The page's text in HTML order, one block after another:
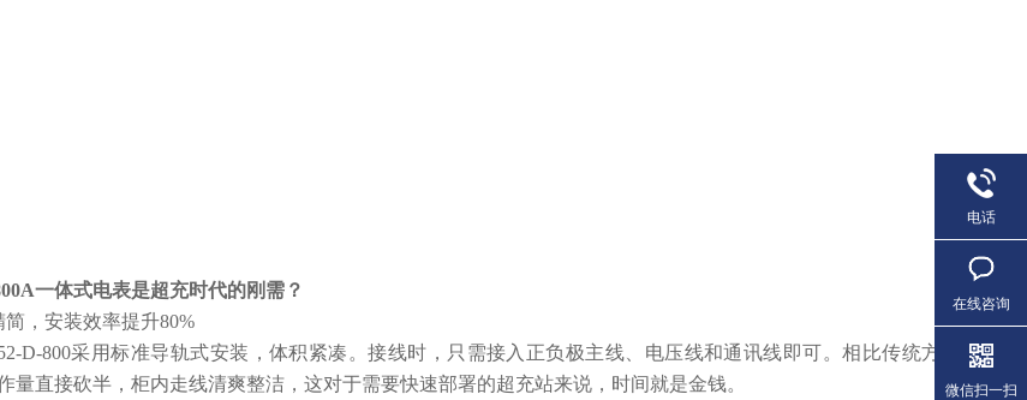
一体式电表是超充时代的刚需？
简，安装效率提升80%
D-800采用标准导轨式安装，体积紧凑。接线时，只需接入正负极主线、电压线和通讯线即可。相比传统方
量直接砍半，柜内走线清爽整洁，这对于需要快速部署的超充站来说，时间就是金钱。
电话
在线咨询
微信扫一扫